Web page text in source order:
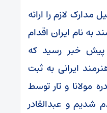
مدارک لازم را ارائه
به نام ایران اقدام
پیش خبر رسید که
ایرانی به ثبت
مولانا و تار توسط
شدیم و عبدالقادر